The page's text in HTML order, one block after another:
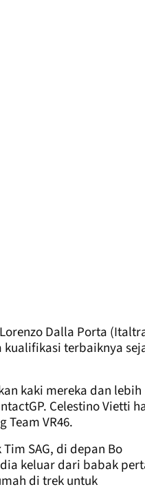
Dalla Porta
terbaiknya
kaki mereka dan lebih
Celestino Vietti
VR46.
SAG, di depan Bo
keluar dari babak
di trek untuk